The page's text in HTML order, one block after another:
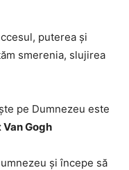
puterea și
smerenia, slujirea
pe Dumnezeu este
Gogh
și începe să